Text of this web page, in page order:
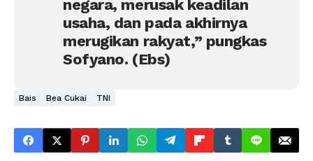
negara, merusak keadilan
usaha, dan pada akhirnya
merugikan rakyat,” pungkas
Sofyano. (Ebs)
Bais Bea Cukai TNI